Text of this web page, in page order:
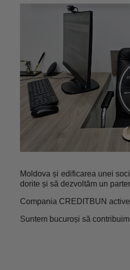
Moldova și edificarea unei
dorite și să dezvoltăm un
Compania CREDITBUN
Suntem bucuroși să